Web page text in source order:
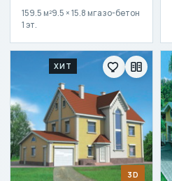
159.5 м²9.5 × 15.8 мгазо-бетон
1 эт.
3D
ХИТ